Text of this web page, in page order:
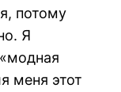
потому
Я
меня этот